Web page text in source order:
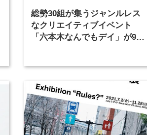
総勢30組が集うジャンルレス
なクリエイティブイベント
「六本木なんでもデイ」が9月